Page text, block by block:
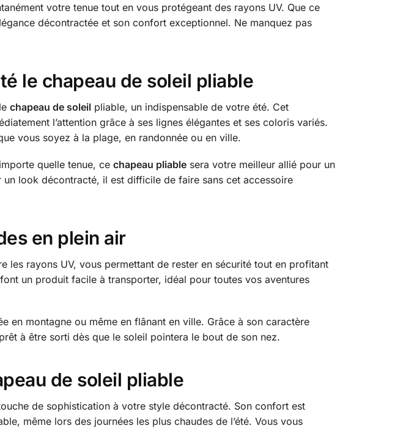
votre tenue tout en vous protégeant des rayons UV. Que ce
décontractée et son confort exceptionnel. Ne manquez pas
le chapeau de soleil pliable
chapeau de soleilpliable, un indispensable de votre été. Cet
l’attention grâce à ses lignes élégantes et ses coloris variés.
vous soyez à la plage, en randonnée ou en ville.
quelle tenue, ce chapeau pliablesera votre meilleur allié pour un
look décontracté, il est difficile de faire sans cet accessoire
en plein air
rayons UV, vous permettant de rester en sécurité tout en profitant
un produit facile à transporter, idéal pour toutes vos aventures
en montagne ou même en flânant en ville. Grâce à son caractère
à être sorti dès que le soleil pointera le bout de son nez.
de soleil pliable
de sophistication à votre style décontracté. Son confort est
même lors des journées les plus chaudes de l’été. Vous vous